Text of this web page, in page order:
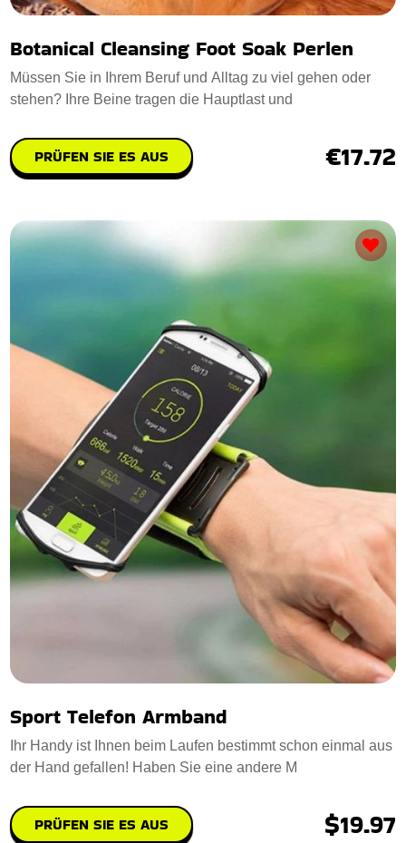
Botanical Cleansing Foot Soak Perlen
Müssen Sie in Ihrem Beruf und Alltag zu viel gehen oder
stehen? Ihre Beine tragen die Hauptlast und
PRÜFEN SIE ES AUS €17.72
Sport Telefon Armband
Ihr Handy ist Ihnen beim Laufen bestimmt schon einmal aus
der Hand gefallen! Haben Sie eine andere M
PRÜFEN SIE ES AUS $19.97